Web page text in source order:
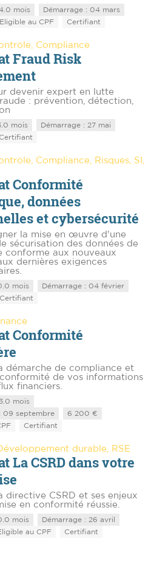
mois
Démarrage : 04 mars
Eligible au CPF Certifiant
Compliance
Fraud Risk
devenir expert en lutte
: prévention, détection,
mois
Démarrage : 27 mai
Certifiant
Compliance, Risques, SI,
Conformité
données
et cybersécurité
la mise en œuvre d'une
sécurisation des données de
conforme aux nouveaux
dernières exigences
mois
Démarrage : 04 février
Certifiant
Conformité
démarche de compliance et
de vos informations
financiers.
mois
09 septembre
6 200 €
Certifiant
durable, RSE
La CSRD dans votre
directive CSRD et ses enjeux
en conformité réussie.
mois
Démarrage : 26 avril
au CPF Certifiant